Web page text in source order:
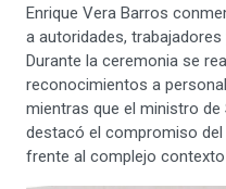
Enrique Vera Barros
a autoridades,
Durante la ceremonia se
reconocimientos a
mientras que el ministro de
destacó el compromiso
frente al complejo contexto